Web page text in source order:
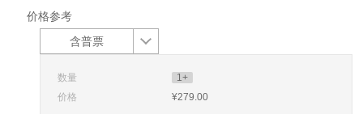
价格参考
含普票
数量
1+
价格
¥279.00